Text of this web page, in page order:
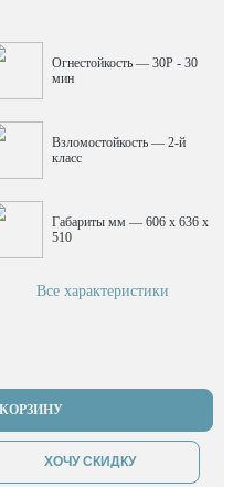
Огнестойкость — 30P - 30
мин
Взломостойкость — 2-й
класс
Габариты мм — 606 x 636 x
510
Все характеристики
ХОЧУ СКИДКУ